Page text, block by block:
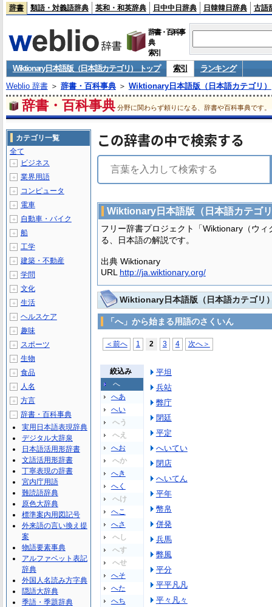
辞書 類語・対義語辞典 英和・和英辞典 日中中日辞典 日韓韓日辞典 古語
辞書・百科事
典
索引
Wiktionary日本語版（日本語カテゴリ） トップ 索引
ランキング
Weblio 辞書＞ 辞書・百科事典＞ Wiktionary日本語版（日本語カテゴリ）
辞書・百科事典 分野に関わらず頼りになる、辞書や百科事典です。
この辞書の中で検索する
Wiktionary日本語版（日本語カテゴ
フリー辞書プロジェクト「Wiktionary（ウ
る、日本語の解説です。
出典 Wiktionary
URL http://ja.wiktionary.org/
Wiktionary日本語版（日本語カテゴリ
「へ」から始まる用語のさくいん
＜前へ 1 2 3 4 次へ＞
絞込み
へ
へあ
へい
へう
へえ
へお
へか
へき
へく
へけ
へこ
へさ
へし
へす
へせ
へそ
へた
へち
平坦
兵站
弊庁
閉廷
平定
へいてい
閉店
へいてん
平年
幣帛
併発
兵馬
弊風
平分
平平凡凡
平々凡々
カテゴリ一覧
全て
＋ ビジネス
＋ 業界用語
＋ コンピュータ
＋ 電車
＋ 自動車・バイク
＋ 船
＋ 工学
＋ 建築・不動産
＋ 学問
＋ 文化
＋ 生活
＋ ヘルスケア
＋ 趣味
＋ スポーツ
＋ 生物
＋ 食品
＋ 人名
＋ 方言
－
辞書・百科事典
実用日本語表現辞典
デジタル大辞泉
日本語活用形辞書
文語活用形辞書
丁寧表現の辞書
宮内庁用語
難読語辞典
原色大辞典
標準案内用図記号
外来語の言い換え提
案
物語要素事典
アルファベット表記
辞典
外国人名読み方字典
隠語大辞典
季語・季題辞典